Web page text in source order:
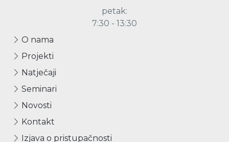
petak:
7:30 - 13:30
O nama
Projekti
Natječaji
Seminari
Novosti
Kontakt
Izjava o pristupačnosti